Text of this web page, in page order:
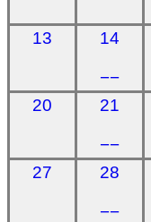
13 14
−−
20
21
−−
27
28
−−